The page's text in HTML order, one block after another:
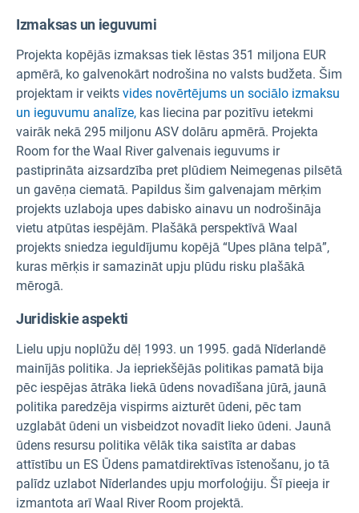
Izmaksas un ieguvumi
Projekta kopējās izmaksas tiek lēstas 351 miljona EUR
apmērā, ko galvenokārt nodrošina no valsts budžeta. Šim
projektam ir veikts vides novērtējums un sociālo izmaksu
un ieguvumu analīze, kas liecina par pozitīvu ietekmi
vairāk nekā 295 miljonu ASV dolāru apmērā. Projekta
Room for the Waal River galvenais ieguvums ir
pastiprināta aizsardzība pret plūdiem Neimegenas pilsētā
un gavēņa ciematā. Papildus šim galvenajam mērķim
projekts uzlaboja upes dabisko ainavu un nodrošināja
vietu atpūtas iespējām. Plašākā perspektīvā Waal
projekts sniedza ieguldījumu kopējā “Upes plāna telpā”,
kuras mērķis ir samazināt upju plūdu risku plašākā
mērogā.
Juridiskie aspekti
Lielu upju noplūžu dēļ 1993. un 1995. gadā Nīderlandē
mainījās politika. Ja iepriekšējās politikas pamatā bija
pēc iespējas ātrāka liekā ūdens novadīšana jūrā, jaunā
politika paredzēja vispirms aizturēt ūdeni, pēc tam
uzglabāt ūdeni un visbeidzot novadīt lieko ūdeni. Jaunā
ūdens resursu politika vēlāk tika saistīta ar dabas
attīstību un ES Ūdens pamatdirektīvas īstenošanu, jo tā
palīdz uzlabot Nīderlandes upju morfoloģiju. Šī pieeja ir
izmantota arī Waal River Room projektā.